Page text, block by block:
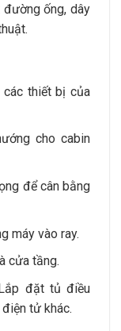
ống, dây
các thiết bị của
cho cabin
để cân bằng
máy vào ray.
cửa tầng.
đặt tủ điều
tử khác.